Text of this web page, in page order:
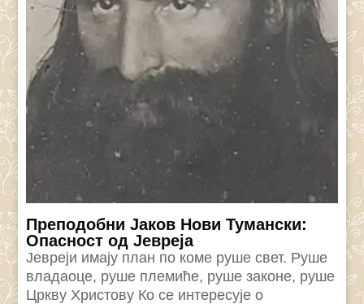
Преподобни Јаков Нови Тумански:
Опасност од Јевреја
Јевреји имају план по коме руше свет. Руше
владаоце, руше племиће, руше законе, руше
Цркву Христову Ко се интересује о